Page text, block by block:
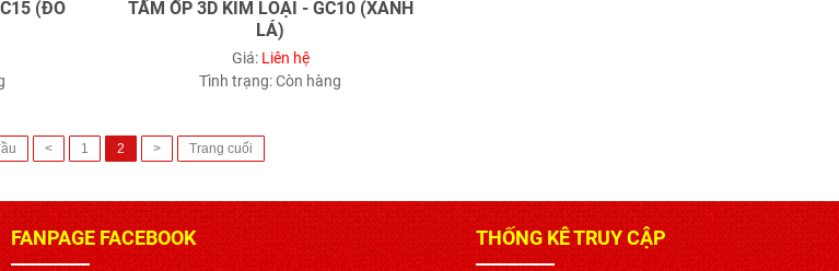
(ĐỎ
TẤM ỐP 3D KIM LOẠI - GC10 (XANH
LÁ)
Giá: Liên hệ
Tình trạng:Còn hàng
< 1 2 > Trang cuối
FANPAGE FACEBOOK THỐNG KÊ TRUY CẬP